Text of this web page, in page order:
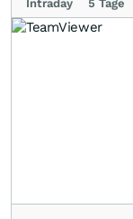
Intraday 5 Tage